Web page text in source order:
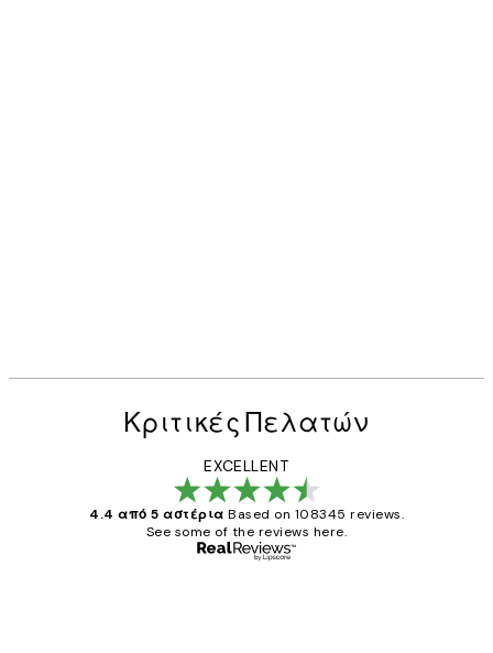
Κριτικές Πελατών
EXCELLENT
4.4 από 5 αστέρια Based on 108345 reviews.
See some of the reviews here.